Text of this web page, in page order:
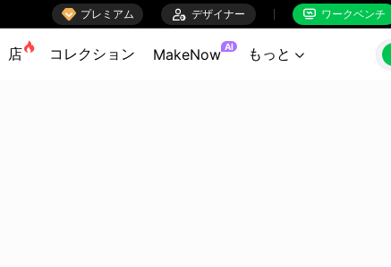
 プレミアム  デザイナー  ワークベンチ
店 コレクション MakeNow AI もっと 